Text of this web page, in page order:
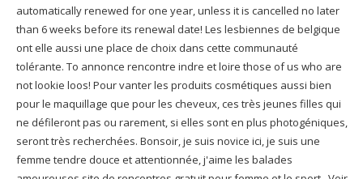
automatically renewed for one year, unless it is cancelled no later
than 6 weeks before its renewal date! Les lesbiennes de belgique
ont elle aussi une place de choix dans cette communauté
tolérante. To annonce rencontre indre et loire those of us who are
not lookie loos! Pour vanter les produits cosmétiques aussi bien
pour le maquillage que pour les cheveux, ces très jeunes filles qui
ne défileront pas ou rarement, si elles sont en plus photogéniques,
seront très recherchées. Bonsoir, je suis novice ici, je suis une
femme tendre douce et attentionnée, j'aime les balades